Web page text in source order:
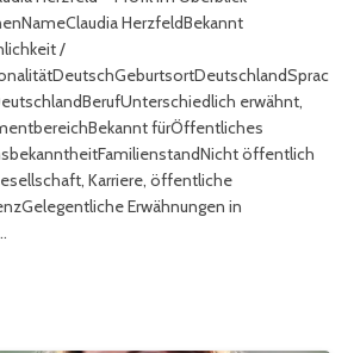
HerzfeldBekannt
/
erwähnt,
fürÖffentliches
öffentlich
Karriere, öffentliche
Erwähnungen in